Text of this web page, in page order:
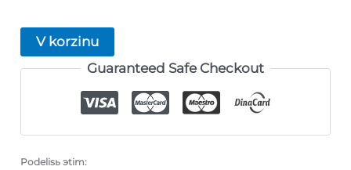
V korzinu
Guaranteed Safe Checkout
Podelisь эtim: